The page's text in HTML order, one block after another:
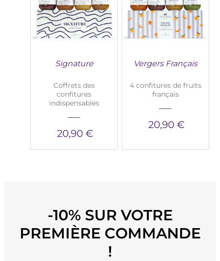
Signature
Coffrets des
confitures
indispensables
20,90 €
Vergers Français
4 confitures de fruits
français
20,90 €
-10% SUR VOTRE
PREMIÈRE COMMANDE
!